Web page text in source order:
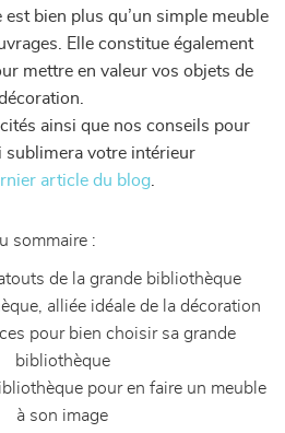
bien plus qu’un simple meuble
Elle constitue également
mettre en valeur vos objets de
ainsi que nos conseils pour
sublimera votre intérieur
article du blog.
sommaire :
de la grande bibliothèque
alliée idéale de la décoration
pour bien choisir sa grande
bibliothèque
pour en faire un meuble
à son image